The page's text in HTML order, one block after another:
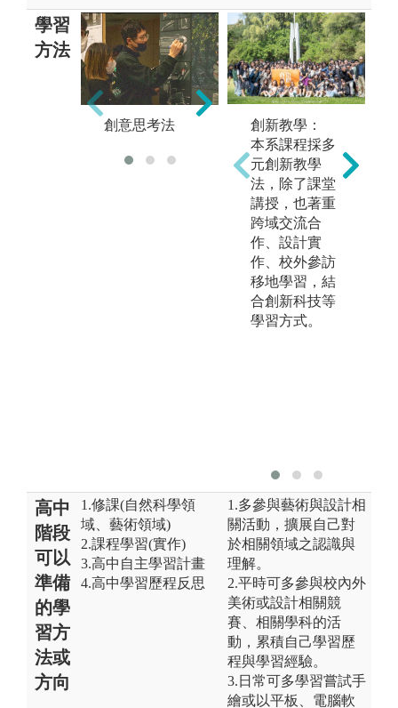
學習
方法
創意思考法 表現技法
創新教學：
本系課程採多
元創新教學
法，除了課堂
講授，也著重
跨域交流合
作、設計實
作、校外參訪
移地學習，結
合創新科技等
學習方式。
高中
階段
可以
準備
的學
習方
法或
方向
1.修課(自然科學領
域、藝術領域)
2.課程學習(實作)
3.高中自主學習計畫
4.高中學習歷程反思
1.多參與藝術與設計相
關活動，擴展自己對
於相關領域之認識與
理解。
2.平時可多參與校內外
美術或設計相關競
賽、相關學科的活
動，累積自己學習歷
程與學習經驗。
3.日常可多學習嘗試手
繪或以平板、電腦軟